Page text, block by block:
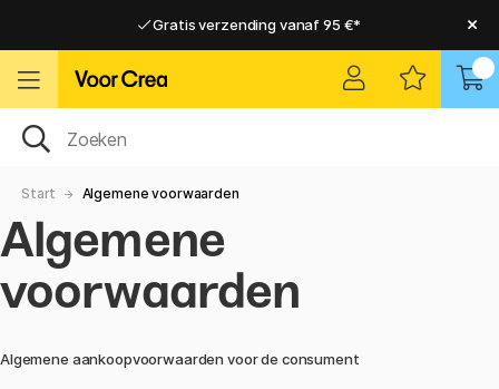
Gratis verzending vanaf 95 €*
Gratis verzending vanaf 95 €*
Start Algemene voorwaarden
Algemene
voorwaarden
Algemene aankoopvoorwaarden voor de consument